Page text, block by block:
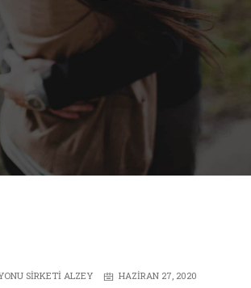
SIRKETI ALZEY HAZIRAN 27, 2020